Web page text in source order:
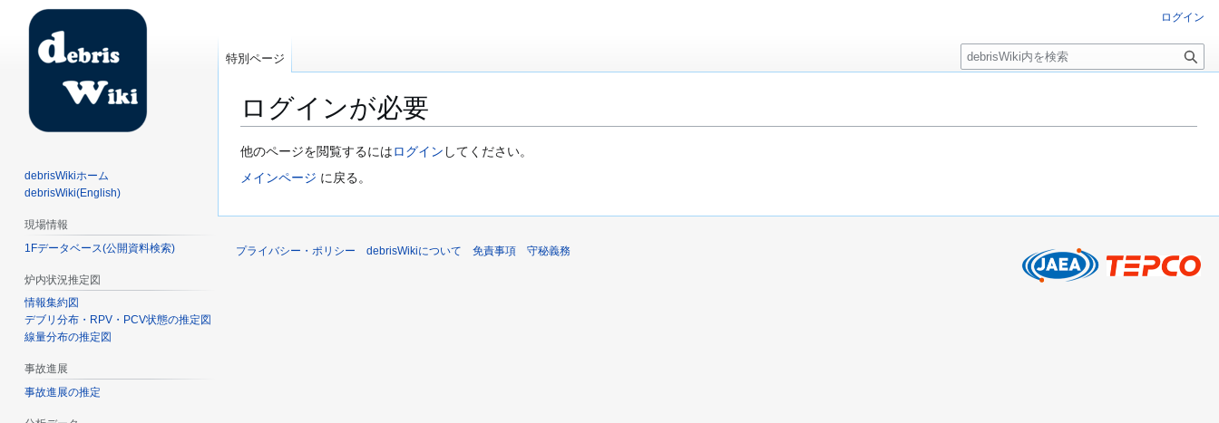
ログインが必要
ナ
ビ
ョ
検
索
他のページを閲覧するにはログイン してください。
メインページ に戻る。
ログイン
特別ページ
検
索
debrisWikiホーム
debrisWiki(English)
現場情報
1Fデータベース(公開資料検索)
炉内状況推定図
情報集約図
デブリ分布・RPV・PCV状態の推定図
線量分布の推定図
事故進展
事故進展の推定
プライバシー・ポリシー debrisWikiについて 免責事項 守秘義務